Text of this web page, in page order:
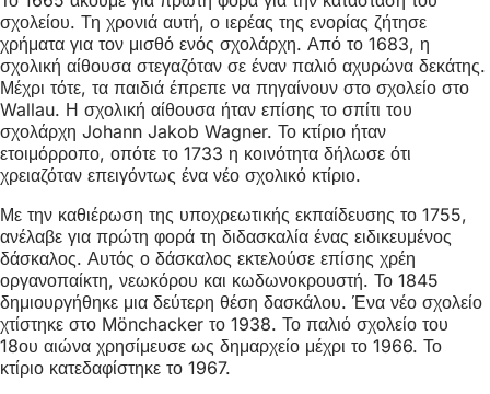
σχολείου. Τη χρονιά αυτή, ο ιερέας της ενορίας ζήτησε
χρήματα για τον μισθό ενός σχολάρχη. Από το 1683, η
σχολική αίθουσα στεγαζόταν σε έναν παλιό αχυρώνα δεκάτης.
Μέχρι τότε, τα παιδιά έπρεπε να πηγαίνουν στο σχολείο στο
Wallau. Η σχολική αίθουσα ήταν επίσης το σπίτι του
σχολάρχη Johann Jakob Wagner. Το κτίριο ήταν
ετοιμόρροπο, οπότε το 1733 η κοινότητα δήλωσε ότι
χρειαζόταν επειγόντως ένα νέο σχολικό κτίριο.
Με την καθιέρωση της υποχρεωτικής εκπαίδευσης το 1755,
ανέλαβε για πρώτη φορά τη διδασκαλία ένας ειδικευμένος
δάσκαλος. Αυτός ο δάσκαλος εκτελούσε επίσης χρέη
οργανοπαίκτη, νεωκόρου και κωδωνοκρουστή. Το 1845
δημιουργήθηκε μια δεύτερη θέση δασκάλου. Ένα νέο σχολείο
χτίστηκε στο Mönchacker το 1938. Το παλιό σχολείο του
18ου αιώνα χρησίμευσε ως δημαρχείο μέχρι το 1966. Το
κτίριο κατεδαφίστηκε το 1967.